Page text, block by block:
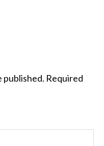
published. Required